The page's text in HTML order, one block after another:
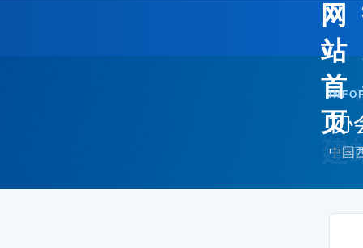
网
站
首
页
协
中国